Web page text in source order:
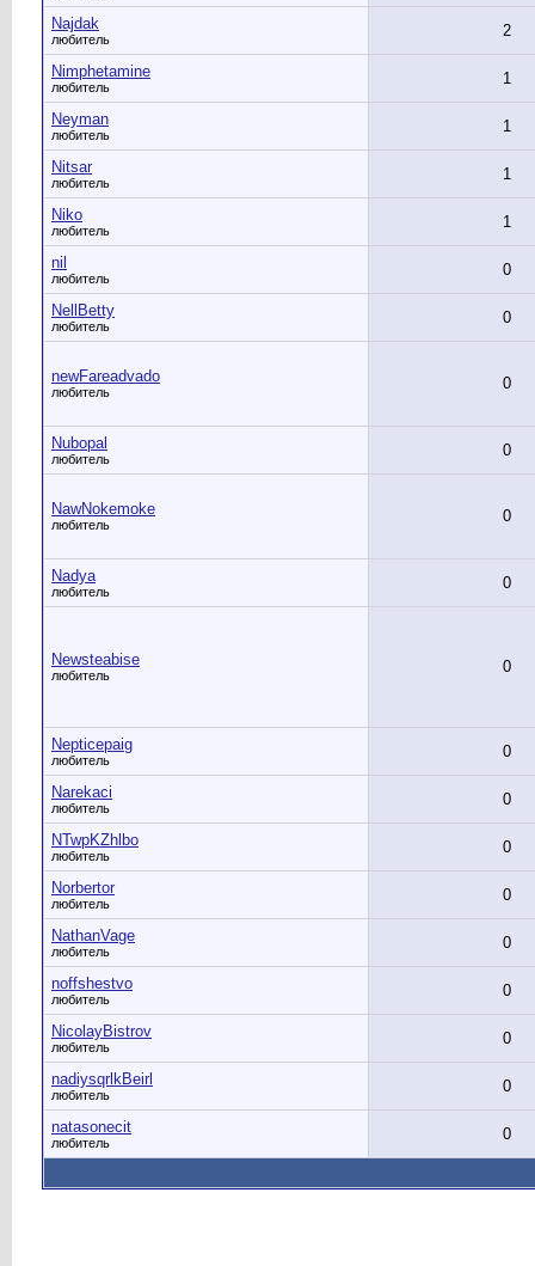
Najdak
любитель 2
Nimphetamine
любитель 1
Neyman
любитель 1
Nitsar
любитель 1
Niko
любитель 1
nil
любитель 0
NellBetty
любитель 0
newFareadvado
любитель 0
Nubopal
любитель 0
NawNokemoke
любитель 0
Nadya
любитель 0
Newsteabise
любитель 0
Nepticepaig
любитель 0
Narekaci
любитель 0
NTwpKZhlbo
любитель 0
Norbertor
любитель 0
NathanVage
любитель 0
noffshestvo
любитель 0
NicolayBistrov
любитель 0
nadiysqrlkBeirl
любитель 0
natasonecit
любитель 0